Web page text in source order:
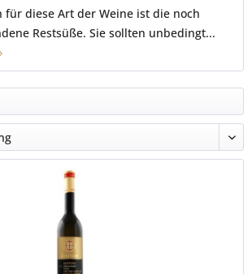
für diese Art der Weine ist die noch
Restsüße. Sie sollten unbedingt...